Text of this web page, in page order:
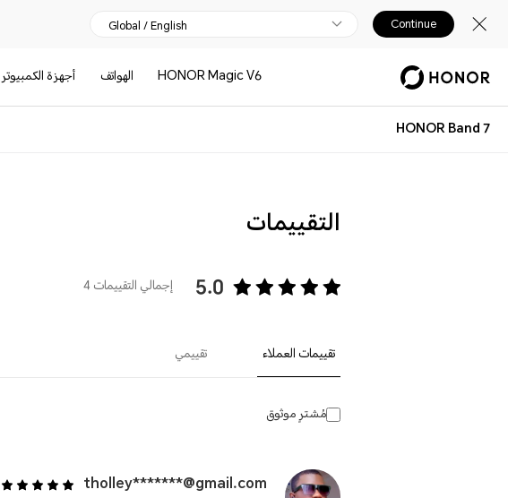
Global / English Continue
HONOR Magic V6 الهواتف أجهزة الكمبيوتر
HONOR Band 7
التقييمات
5.0 إجمالي التقييمات 4
تقييمات العملاء تقييمي
مُشترٍ موثوق
tholley*******@gmail.com